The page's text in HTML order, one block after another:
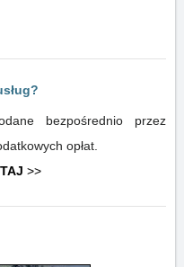
bezpośrednio przez
opłat.
>>